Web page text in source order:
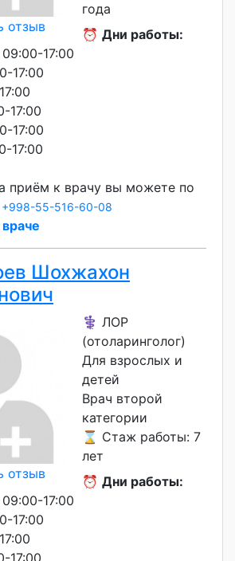
отзыв
года
⏰ Дни работы:
17:00
17:00
17:00
17:00
17:00
приём к врачу вы можете по
+998-55-516-60-08
Шохжахон
отзыв
⚕️ ЛОР
(отоларинголог)
Для взрослых и
детей
Врач второй
категории
⌛ Стаж работы: 7
лет
⏰ Дни работы:
17:00
17:00